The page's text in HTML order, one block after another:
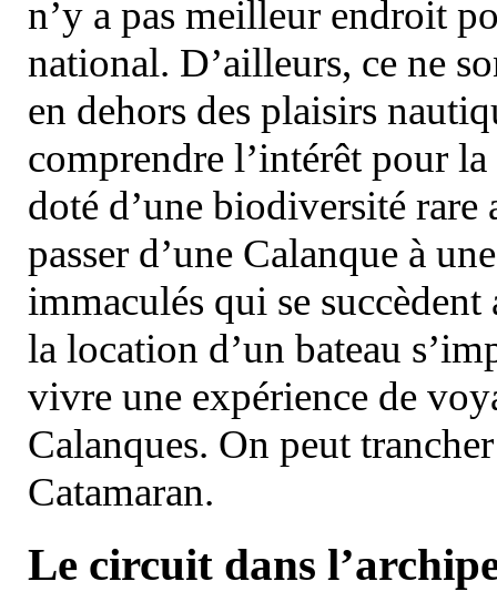
n’y a pas meilleur endroit
national. D’ailleurs, ce ne
en dehors des plaisirs
comprendre l’intérêt pour
doté d’une biodiversité
passer d’une Calanque à
immaculés qui se
la location d’un bateau
vivre une expérience de
Calanques. On peut
Catamaran.
Le circuit dans